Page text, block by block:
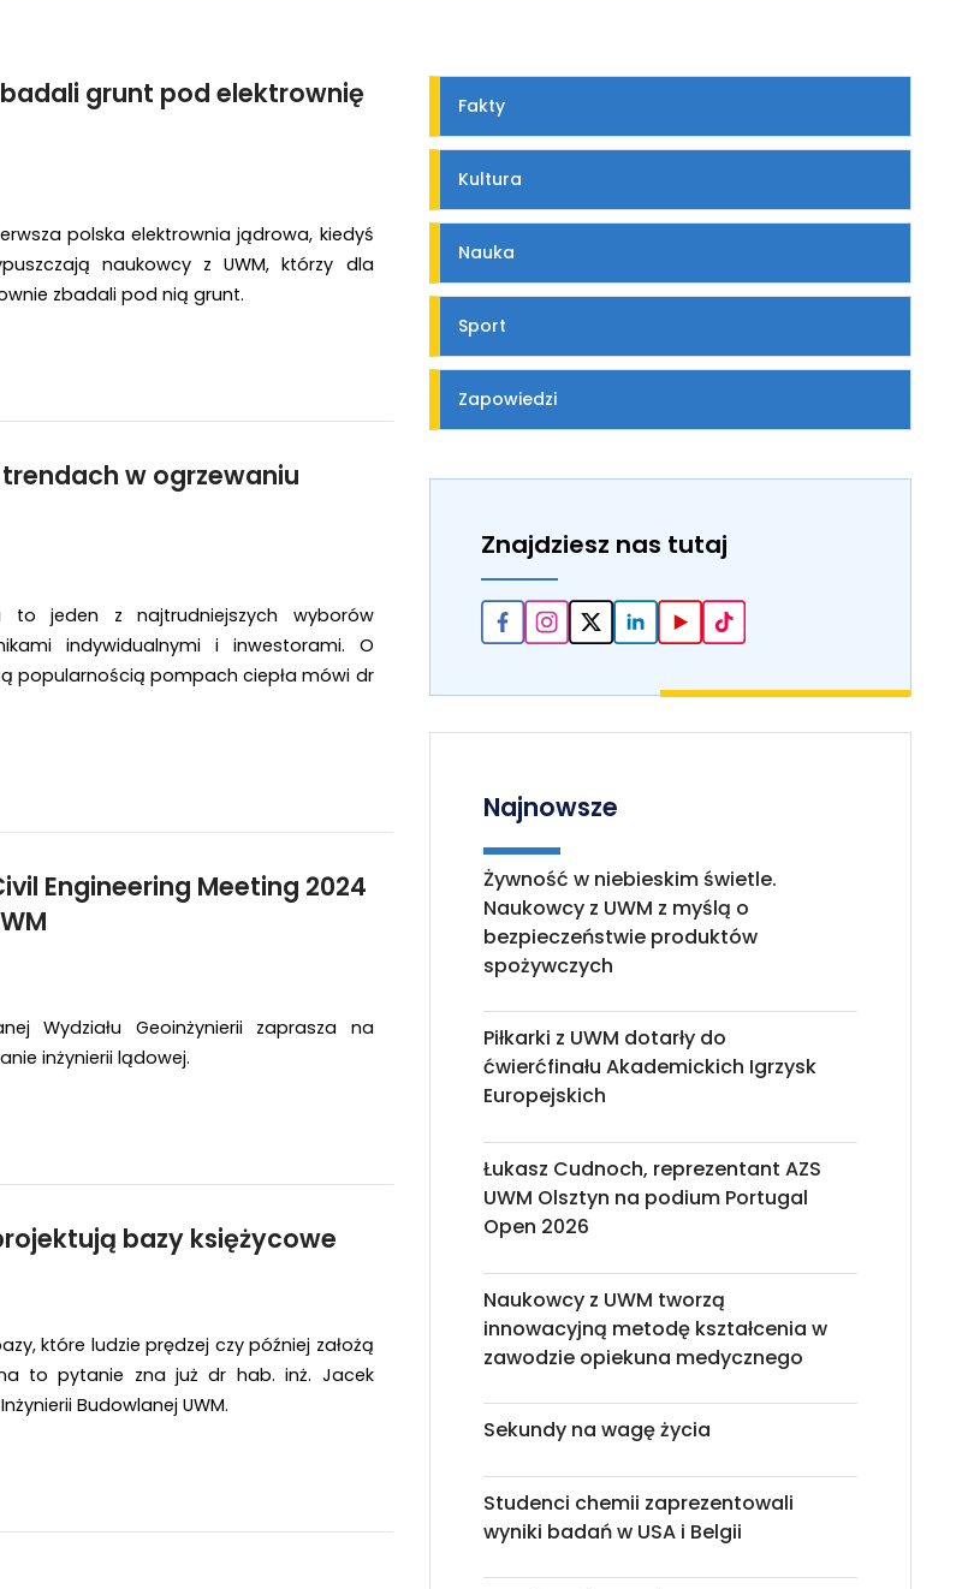
grunt pod elektrownię
polska elektrownia jądrowa, kiedyś
naukowcy z UWM, którzy dla
zbadali pod nią grunt.
trendach w ogrzewaniu
to jeden z najtrudniejszych wyborów
indywidualnymi i inwestorami. O
popularnością pompach ciepła mówi dr
Engineering Meeting 2024
Wydziału Geoinżynierii zaprasza na
inżynierii lądowej.
bazy księżycowe
które ludzie prędzej czy później założą
to pytanie zna już dr hab. inż. Jacek
Budowlanej UWM.
Fakty
Kultura
Nauka
Sport
Zapowiedzi
Znajdziesz nas tutaj
Najnowsze
Żywność w niebieskim świetle.
Naukowcy z UWM z myślą o
bezpieczeństwie produktów
spożywczych
Piłkarki z UWM dotarły do
ćwierćfinału Akademickich Igrzysk
Europejskich
Łukasz Cudnoch, reprezentant AZS
UWM Olsztyn na podium Portugal
Open 2026
Naukowcy z UWM tworzą
innowacyjną metodę kształcenia w
zawodzie opiekuna medycznego
Sekundy na wagę życia
Studenci chemii zaprezentowali
wyniki badań w USA i Belgii